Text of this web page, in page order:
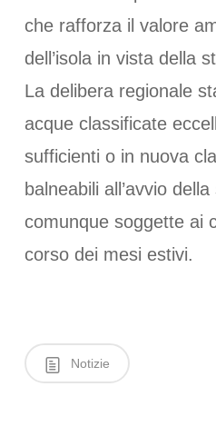
che rafforza il valore
dell’isola in vista della
La delibera regionale
acque classificate
sufficienti o in nuova
balneabili all’avvio
comunque soggette ai
corso dei mesi estivi.
Notizie